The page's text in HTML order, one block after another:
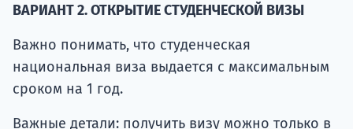
ВАРИАНТ 2. ОТКРЫТИЕ СТУДЕНЧЕСКОЙ ВИЗЫ
Важно понимать, что студенческая
национальная виза выдается с максимальным
сроком на 1 год.
Важные детали: получить визу можно только в